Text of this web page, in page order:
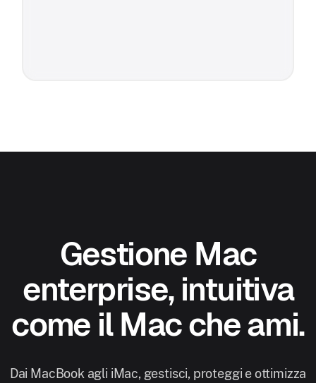
Gestione Mac
enterprise, intuitiva
come il Mac che ami.
Dai MacBook agli iMac, gestisci, proteggi e ottimizza